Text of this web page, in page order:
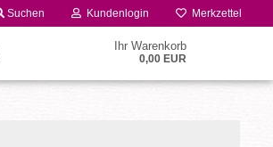
Suchen Kundenlogin Merkzettel
Ihr Warenkorb
0,00 EUR